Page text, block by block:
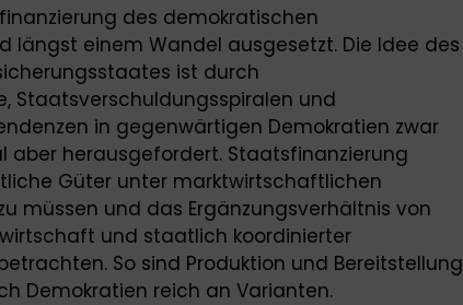
des demokratischen
längst einem Wandel ausgesetzt. Die Idee des
ist durch
Staatsverschuldungsspiralen und
in gegenwärtigen Demokratien zwar
aber herausgefordert. Staatsfinanzierung
Güter unter marktwirtschaftlichen
müssen und das Ergänzungsverhältnis von
und staatlich koordinierter
So sind Produktion und Bereitstellung
Demokratien reich an Varianten.